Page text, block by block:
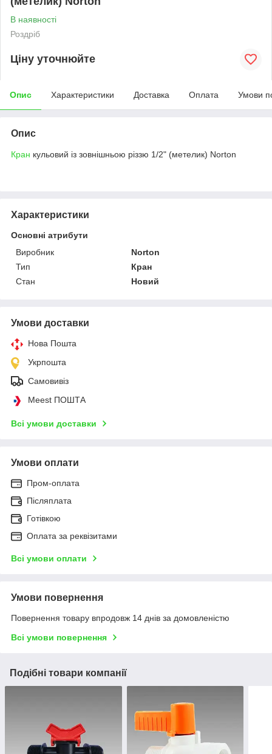
В наявності
Роздріб
Ціну уточнюйте
Опис Характеристики Доставка Оплата Умови
Опис
Кран кульовий із зовнішньою різзю 1/2" (метелик) Norton
Характеристики
Основні атрибути
Виробник
Norton
Тип
Кран
Стан
Новий
Умови доставки
Нова Пошта
Укрпошта
Самовивіз
Meest ПОШТА
Всі умови доставки
Умови оплати
Пром-оплата
Післяплата
Готівкою
Оплата за реквізитами
Всі умови оплати
Умови повернення
Повернення товару впродовж 14 днів за домовленістю
Всі умови повернення
Подібні товари компанії